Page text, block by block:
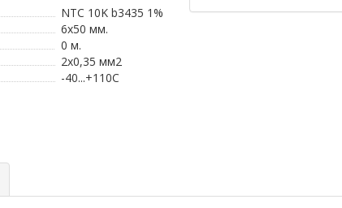
NTC 10K b3435 1%
6x50 мм.
0 м.
2x0,35 мм2
-40...+110C